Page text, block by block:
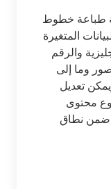
طباعة خطوط
المتغيرة
والرقم
وما إلى
تعديل
محتوى
ضمن نطاق